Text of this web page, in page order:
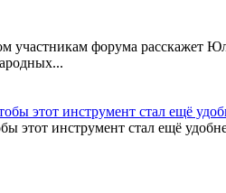
участникам форума
этот инструмент стал ещё
этот инструмент стал ещё